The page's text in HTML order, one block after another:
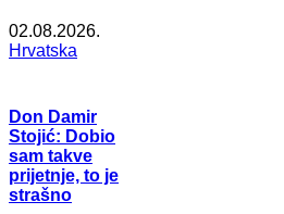
02.08.2026.
Hrvatska
Don Damir
Stojić: Dobio
sam takve
prijetnje, to je
strašno